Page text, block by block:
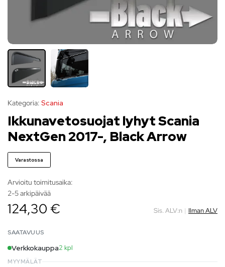
Kategoria: Scania
Ikkunavetosuojat lyhyt Scania
NextGen 2017-, Black Arrow
Varastossa
Arvioitu toimitusaika:
2-5 arkipäivää
124,30 € Sis. ALV:n | Ilman ALV
SAATAVUUS
Verkkokauppa2 kpl
MYYMÄLÄT